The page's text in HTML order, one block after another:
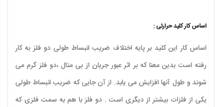
اساس کار کلید حرارتی :
اساس کار این کلید بر پایه اختلاف ضریب انبساط طولی دو فلز به کار
رفته است بدین معنا که بر اثر عبور جریان از بی متال ،دو فلز گرم می
شوند و طول آنها افزایش می یابد. از آن جایی که ضریب انبساط طولی
یکی از فلزات بیشتر از دیگری است . دو فلز با هم به سمت فلزی که